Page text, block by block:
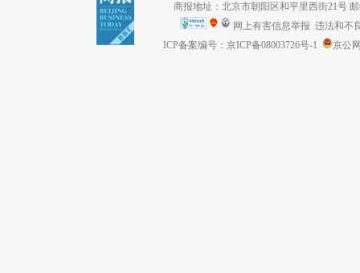
商报地址：北京市朝阳区和平里西街21号
网上有害信息举报 违法和不
ICP备案编号：京ICP备08003726号-1
京公